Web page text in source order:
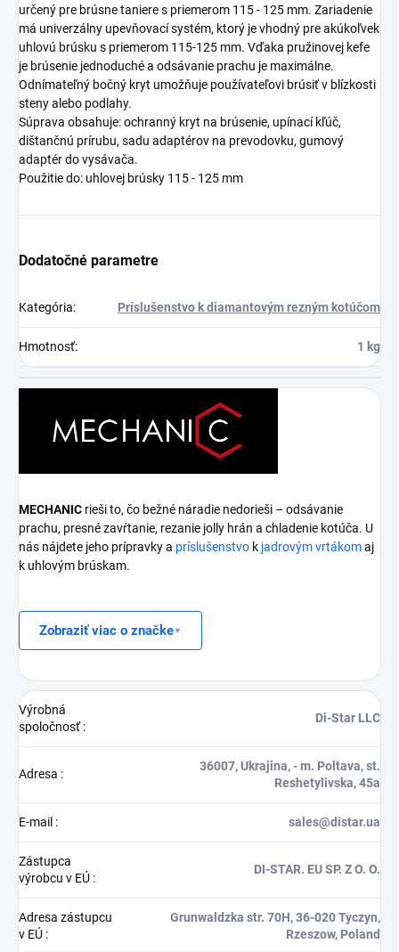
určený pre brúsne taniere s priemerom 115 - 125 mm. Zariadenie
má univerzálny upevňovací systém, ktorý je vhodný pre akúkoľvek
uhlovú brúsku s priemerom 115-125 mm. Vďaka pružinovej kefe
je brúsenie jednoduché a odsávanie prachu je maximálne.
Odnímateľný bočný kryt umožňuje používateľovi brúsiť v blízkosti
steny alebo podlahy.
Súprava obsahuje: ochranný kryt na brúsenie, upínací kľúč,
dištančnú prírubu, sadu adaptérov na prevodovku, gumový
adaptér do vysávača.
Použitie do: uhlovej brúsky 115 - 125 mm
Dodatočné parametre
Kategória: Príslušenstvo k diamantovým rezným kotúčom
Hmotnosť: 1 kg
MECHANIC rieši to, čo bežné náradie nedorieši – odsávanie
prachu, presné zavŕtanie, rezanie jolly hrán a chladenie kotúča. U
nás nájdete jeho prípravky a príslušenstvo k jadrovým vrtákomaj
k uhlovým brúskam.
Zobraziť viac o značke
Výrobná
spoločnosť:
Di-Star LLC
Adresa :
36007, Ukrajina, - m. Poltava, st.
Reshetylivska, 45a
E-mail : sales@distar.ua
Zástupca
výrobcu v EÚ :
DI-STAR. EU SP. Z O. O.
Adresa zástupcu
v EÚ :
Grunwaldzka str. 70H, 36-020 Tyczyn,
Rzeszow, Poland